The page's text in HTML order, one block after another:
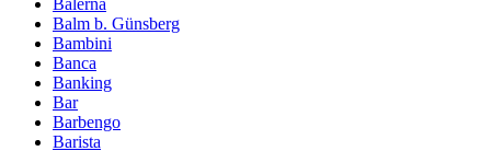
Balerna
Balm b. Günsberg
Bambini
Banca
Banking
Bar
Barbengo
Barista